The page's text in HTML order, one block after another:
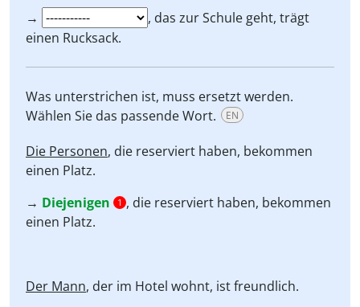
→
, das zur Schule geht, trägt
einen Rucksack.
Was unterstrichen ist, muss ersetzt werden.
Wählen Sie das passende Wort.
EN
Die Personen, die reserviert haben, bekommen
einen Platz.
→ Diejenigen 1 , die reserviert haben, bekommen
einen Platz.
Der Mann, der im Hotel wohnt, ist freundlich.